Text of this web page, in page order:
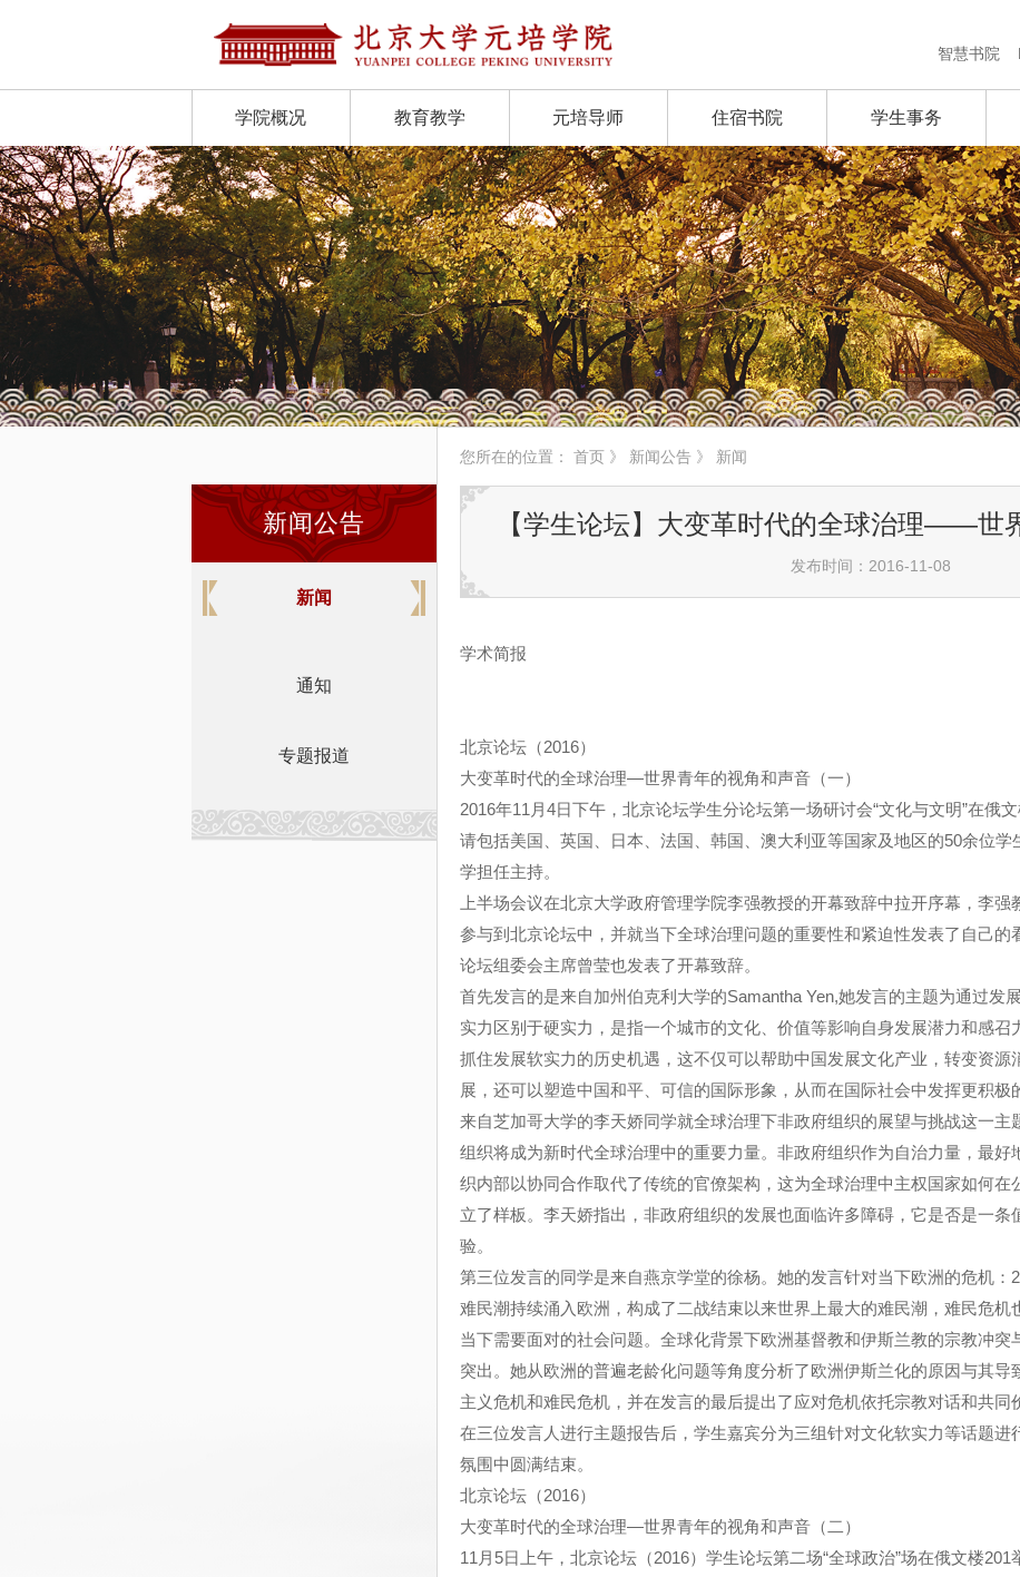
智慧书院
学院概况 教育教学 元培导师 住宿书院 学生事务
新闻公告
新闻
通知
专题报道
您所在的位置： 首页 》 新闻公告 》 新闻
【学生论坛】大变革时代的全球治理——世
发布时间：2016-11-08
学术简报
北京论坛（2016）
大变革时代的全球治理—世界青年的视角和声音（一）
2016年11月4日下午，北京论坛学生分论坛第一场研讨会“文化与文明”在俄
请包括美国、英国、日本、法国、韩国、澳大利亚等国家及地区的50余位
学担任主持。
上半场会议在北京大学政府管理学院李强教授的开幕致辞中拉开序幕，李
参与到北京论坛中，并就当下全球治理问题的重要性和紧迫性发表了自己的
论坛组委会主席曾莹也发表了开幕致辞。
首先发言的是来自加州伯克利大学的Samantha Yen,她发言的主题为通过发
实力区别于硬实力，是指一个城市的文化、价值等影响自身发展潜力和感召
抓住发展软实力的历史机遇，这不仅可以帮助中国发展文化产业，转变资
展，还可以塑造中国和平、可信的国际形象，从而在国际社会中发挥更积极
来自芝加哥大学的李天娇同学就全球治理下非政府组织的展望与挑战这一
组织将成为新时代全球治理中的重要力量。非政府组织作为自治力量，最好
织内部以协同合作取代了传统的官僚架构，这为全球治理中主权国家如何
立了样板。李天娇指出，非政府组织的发展也面临许多障碍，它是否是一条
验。
第三位发言的同学是来自燕京学堂的徐杨。她的发言针对当下欧洲的危机：
难民潮持续涌入欧洲，构成了二战结束以来世界上最大的难民潮，难民危机
当下需要面对的社会问题。全球化背景下欧洲基督教和伊斯兰教的宗教冲
突出。她从欧洲的普遍老龄化问题等角度分析了欧洲伊斯兰化的原因与其
主义危机和难民危机，并在发言的最后提出了应对危机依托宗教对话和共同
在三位发言人进行主题报告后，学生嘉宾分为三组针对文化软实力等话题进
氛围中圆满结束。
北京论坛（2016）
大变革时代的全球治理—世界青年的视角和声音（二）
11月5日上午，北京论坛（2016）学生论坛第二场“全球政治”场在俄文楼